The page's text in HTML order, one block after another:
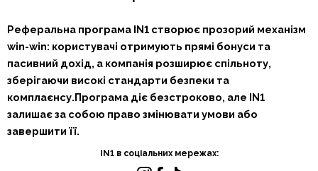
Реферальна програма IN1 створює прозорий механізм
win-win: користувачі отримують прямі бонуси та
пасивний дохід, а компанія розширює спільноту,
зберігаючи високі стандарти безпеки та
комплаєнсу.Програма діє безстроково, але IN1
залишає за собою право змінювати умови або
завершити її.
IN1 в соціальних мережах: